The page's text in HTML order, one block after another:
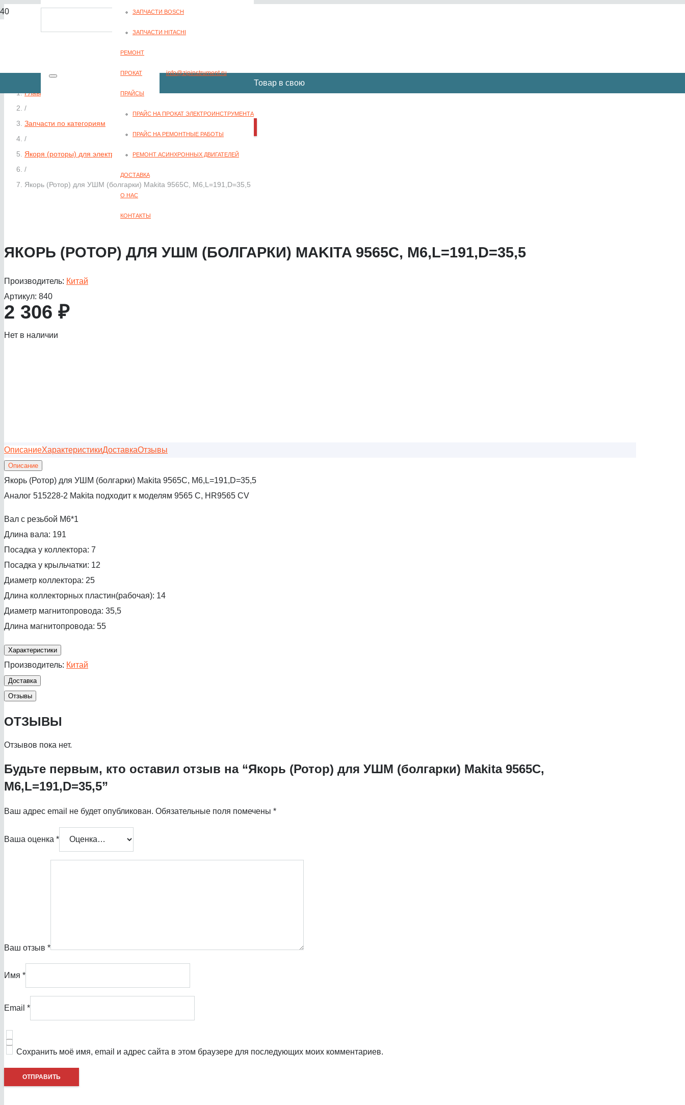
info@zipinstrument.ru
ЗАПЧАСТИ BOSCH
ЗАПЧАСТИ HITACHI
РЕМОНТ
ПРОКАТ
ПРАЙСЫ
ПРАЙС НА ПРОКАТ ЭЛЕКТРОИНСТРУМЕНТА
ПРАЙС НА РЕМОНТНЫЕ РАБОТЫ
РЕМОНТ АСИНХРОННЫХ ДВИГАТЕЛЕЙ
ДОСТАВКА
О НАС
КОНТАКТЫ
Товар в свою
Главная
/
Запчасти по категориям
/
Якоря (роторы) для электроинструмента
/
Якорь (Ротор) для УШМ (болгарки) Makita 9565C, М6,L=191,D=35,5
ЯКОРЬ (РОТОР) ДЛЯ УШМ (БОЛГАРКИ) MAKITA 9565C, М6,L=191,D=35,5
Производитель: Китай
Артикул: 840
2 306 ₽
Нет в наличии
ОписаниеХарактеристикиДоставкаОтзывы
Описание
Якорь (Ротор) для УШМ (болгарки) Makita 9565C, М6,L=191,D=35,5
Аналог 515228-2 Makita подходит к моделям 9565 C, HR9565 CV
Вал с резьбой М6*1
Длина вала: 191
Посадка у коллектора: 7
Посадка у крыльчатки: 12
Диаметр коллектора: 25
Длина коллекторных пластин(рабочая): 14
Диаметр магнитопровода: 35,5
Длина магнитопровода: 55
Характеристики
Производитель: Китай
Доставка
Отзывы
ОТЗЫВЫ
Отзывов пока нет.
Будьте первым, кто оставил отзыв на “Якорь (Ротор) для УШМ (болгарки) Makita 9565C,
М6,L=191,D=35,5”
Ваш адрес email не будет опубликован. Обязательные поля помечены *
Ваша оценка *
Ваш отзыв *
Имя *
Email *
Сохранить моё имя, email и адрес сайта в этом браузере для последующих моих комментариев.